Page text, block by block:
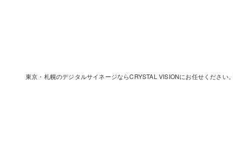
東京・札幌のデジタルサイネージならCRYSTAL VISIONにお任せくださ